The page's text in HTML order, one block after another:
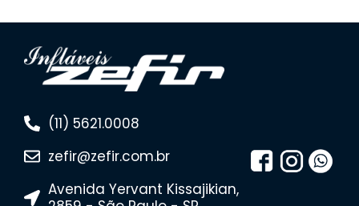
(11) 5621.0008
zefir@zefir.com.br
Avenida Yervant Kissajikian,